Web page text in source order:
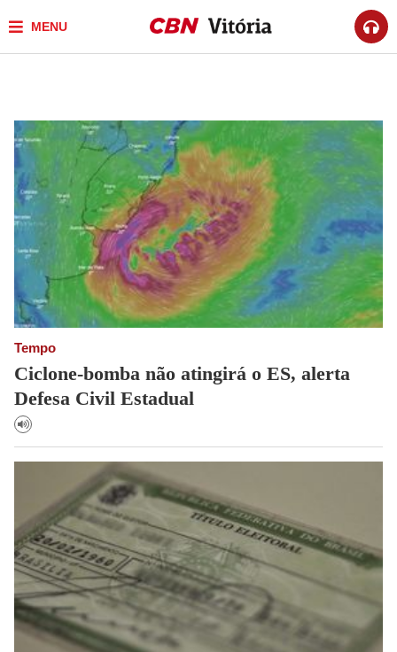
MENU
Tempo
Ciclone-bomba não atingirá o ES, alerta
Defesa Civil Estadual